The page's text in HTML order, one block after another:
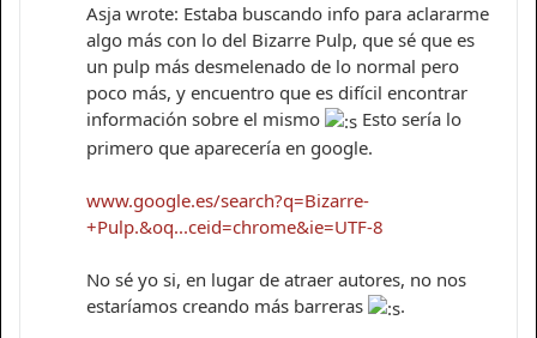
Asja wrote: Estaba buscando info para aclararme
algo más con lo del Bizarre Pulp, que sé que es
un pulp más desmelenado de lo normal pero
poco más, y encuentro que es difícil encontrar
información sobre el mismo
Esto sería lo
primero que aparecería en google.
www.google.es/search?q=Bizarre-
+Pulp.&oq...ceid=chrome&ie=UTF-8
No sé yo si, en lugar de atraer autores, no nos
estaríamos creando más barreras
.